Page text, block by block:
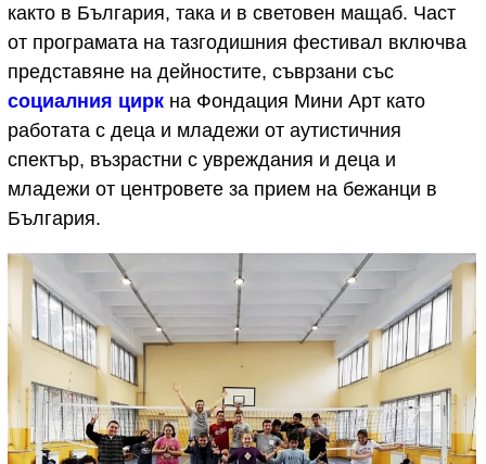
както в България, така и в световен мащаб. Част
от програмата на тазгодишния фестивал включва
представяне на дейностите, съврзани със
социалния цирк на Фондация Мини Арт като
работата с деца и младежи от аутистичния
спектър, възрастни с увреждания и деца и
младежи от центровете за прием на бежанци в
България.